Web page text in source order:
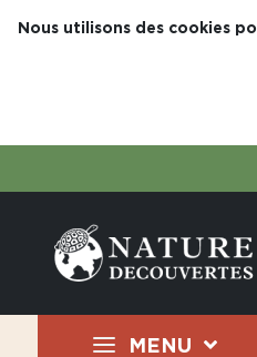
Nous utilisons des cookies
MENU